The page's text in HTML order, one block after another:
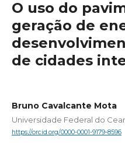
O uso do
geração de
de cidades
Bruno Cavalcante Mota
Universidade Federal do
https://orcid.org/0000-0001-9179-8596